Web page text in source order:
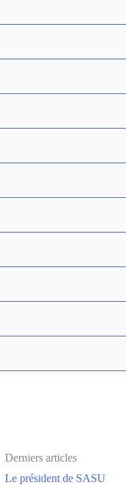
Derniers articles
Le président de SASU